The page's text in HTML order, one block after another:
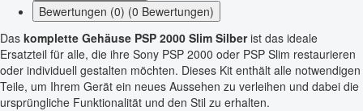
Bewertungen (0) (0 Bewertungen)
Das komplette Gehäuse PSP 2000 Slim Silberist das ideale
Ersatzteil für alle, die ihre Sony PSP 2000 oder PSP Slim restaurieren
oder individuell gestalten möchten. Dieses Kit enthält alle notwendigen
Teile, um Ihrem Gerät ein neues Aussehen zu verleihen und dabei die
ursprüngliche Funktionalität und den Stil zu erhalten.